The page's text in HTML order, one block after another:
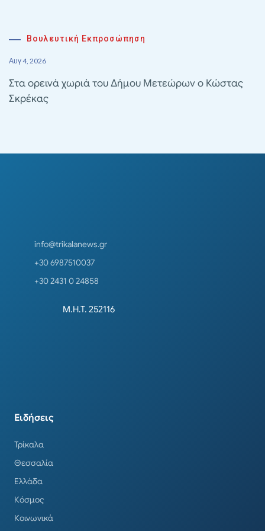
Βουλευτική Εκπροσώπηση
Αυγ 4, 2026
Στα ορεινά χωριά του Δήμου Μετεώρων ο Κώστας
Σκρέκας
info@trikalanews.gr
+30 6987510037
+30 2431 0 24858
Μ.Η.Τ. 252116
Ειδήσεις
Τρίκαλα
Θεσσαλία
Ελλάδα
Κόσμος
Κοινωνικά